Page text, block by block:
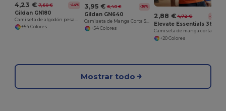
4,23 € 7,60 € -44%
Gildan GN180
+54 Colores
3,95 € 6,40 € -38%
Gildan GN640
+54 Colores
2,88 € 4,72 € -39%
+20 Colores
Mostrar todo